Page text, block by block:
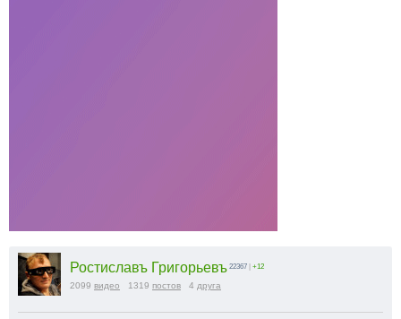
Ростиславъ Григорьевъ 22367 +12
2099 видео 1319 постов 4 друга